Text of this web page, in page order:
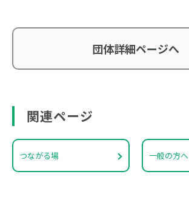
団体詳細ページへ
関連ページ
つながる場 一般の方へ